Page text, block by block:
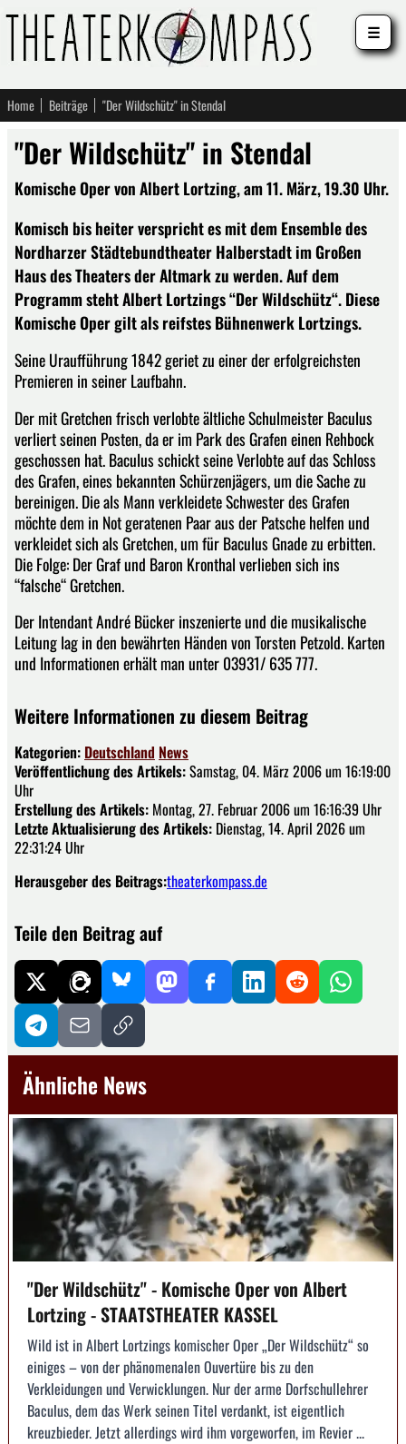
Home Beiträge "Der Wildschütz" in Stendal
"Der Wildschütz" in Stendal
Komische Oper von Albert Lortzing, am 11. März, 19.30 Uhr.
Komisch bis heiter verspricht es mit dem Ensemble des
Nordharzer Städtebundtheater Halberstadt im Großen
Haus des Theaters der Altmark zu werden. Auf dem
Programm steht Albert Lortzings “Der Wildschütz“. Diese
Komische Oper gilt als reifstes Bühnenwerk Lortzings.
Seine Uraufführung 1842 geriet zu einer der erfolgreichsten
Premieren in seiner Laufbahn.
Der mit Gretchen frisch verlobte ältliche Schulmeister Baculus
verliert seinen Posten, da er im Park des Grafen einen Rehbock
geschossen hat. Baculus schickt seine Verlobte auf das Schloss
des Grafen, eines bekannten Schürzenjägers, um die Sache zu
bereinigen. Die als Mann verkleidete Schwester des Grafen
möchte dem in Not geratenen Paar aus der Patsche helfen und
verkleidet sich als Gretchen, um für Baculus Gnade zu erbitten.
Die Folge: Der Graf und Baron Kronthal verlieben sich ins
“falsche“ Gretchen.
Der Intendant André Bücker inszenierte und die musikalische
Leitung lag in den bewährten Händen von Torsten Petzold. Karten
und Informationen erhält man unter 03931/ 635 777.
Weitere Informationen zu diesem Beitrag
Kategorien: Deutschland News
Veröffentlichung des Artikels:Samstag, 04. März 2006 um 16:19:00
Uhr
Erstellung des Artikels: Montag, 27. Februar 2006 um 16:16:39 Uhr
Letzte Aktualisierung des Artikels: Dienstag, 14. April 2026 um
22:31:24 Uhr
Herausgeber des Beitrags:theaterkompass.de
Teile den Beitrag auf
Ähnliche News
"Der Wildschütz" - Komische Oper von Albert
Lortzing - STAATSTHEATER KASSEL
Wild ist in Albert Lortzings komischer Oper „Der Wildschütz“ so
einiges – von der phänomenalen Ouvertüre bis zu den
Verkleidungen und Verwicklungen. Nur der arme Dorfschullehrer
Baculus, dem das Werk seinen Titel verdankt, ist eigentlich
kreuzbieder. Jetzt allerdings wird ihm vorgeworfen, im Revier ...
☰